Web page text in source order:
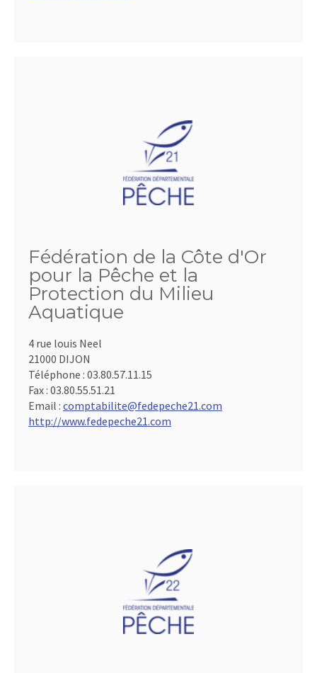
Fédération de la Côte d'Or
pour la Pêche et la
Protection du Milieu
Aquatique
4 rue louis Neel
21000 DIJON
Téléphone : 03.80.57.11.15
Fax : 03.80.55.51.21
Email : comptabilite@fedepeche21.com
http://www.fedepeche21.com